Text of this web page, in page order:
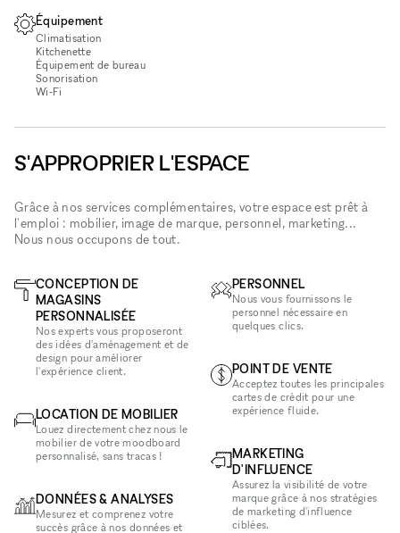
Équipement
Climatisation
Kitchenette
Équipement de bureau
Sonorisation
Wi‑Fi
S'APPROPRIER L'ESPACE
Grâce à nos services complémentaires, votre espace est prêt à
l'emploi : mobilier, image de marque, personnel, marketing...
Nous nous occupons de tout.
CONCEPTION DE
MAGASINS
PERSONNALISÉE
Nos experts vous proposeront
des idées d'aménagement et de
design pour améliorer
l'expérience client.
LOCATION DE MOBILIER
Louez directement chez nous le
mobilier de votre moodboard
personnalisé, sans tracas !
DONNÉES & ANALYSES
Mesurez et comprenez votre
succès grâce à nos données et
PERSONNEL
Nous vous fournissons le
personnel nécessaire en
quelques clics.
POINT DE VENTE
Acceptez toutes les principales
cartes de crédit pour une
expérience fluide.
MARKETING
D'INFLUENCE
Assurez la visibilité de votre
marque grâce à nos stratégies
de marketing d'influence
ciblées.